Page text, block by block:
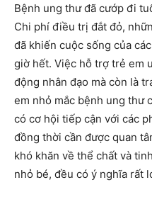
Bệnh ung thư đã cướp đi
Chi phí điều trị đắt đỏ,
đã khiến cuộc sống của
giờ hết. Việc hỗ trợ trẻ em
động nhân đạo mà còn là
em nhỏ mắc bệnh ung thư
có cơ hội tiếp cận với các
đồng thời cần được quan
khó khăn về thể chất và
nhỏ bé, đều có ý nghĩa rất